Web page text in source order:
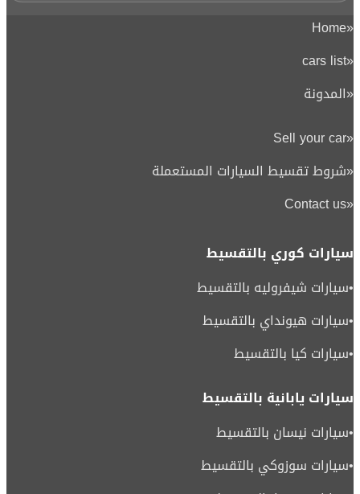
«
Home
«
cars list
«المدونة
«
Sell your car
«شروط تقسيط السيارات المستعملة
«
Contact us
سيارات كوري بالتقسيط
•سيارات شيفروليه بالتقسيط
•سيارات هيونداي بالتقسيط
•سيارات كيا بالتقسيط
سيارات يابانية بالتقسيط
•سيارات نيسان بالتقسيط
•سيارات سوزوكي بالتقسيط